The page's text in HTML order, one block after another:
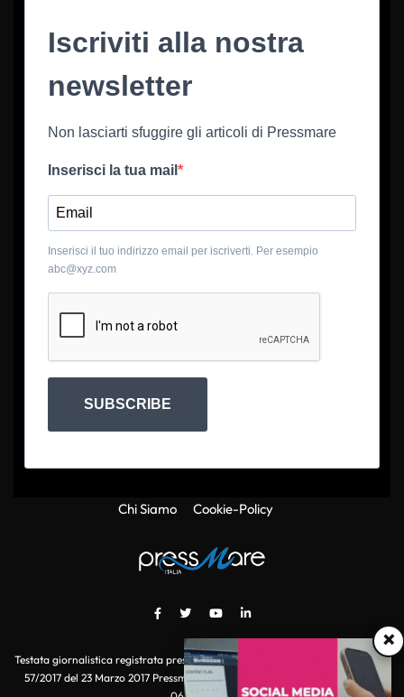
×
Iscriviti alla nostra
newsletter
Non lasciarti sfuggire gli articoli di Pressmare
Inserisci la tua mail
Inserisci il tuo indirizzo email per iscriverti. Per esempio
abc@xyz.com
SUBSCRIBE
Chi Siamo Cookie-Policy
Testata giornalistica registrata presso il Tribunale di Roma con autorizzazione
57/2017 del 23 Marzo 2017 Pressmare.it è un marchio di S.P.E.N. Srl - P.IVA